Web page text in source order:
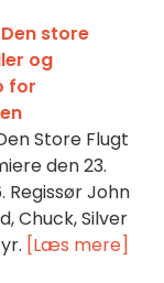
store
og
for
Store Flugt
den 23.
Regissør John
Chuck, Silver
[Læs mere]